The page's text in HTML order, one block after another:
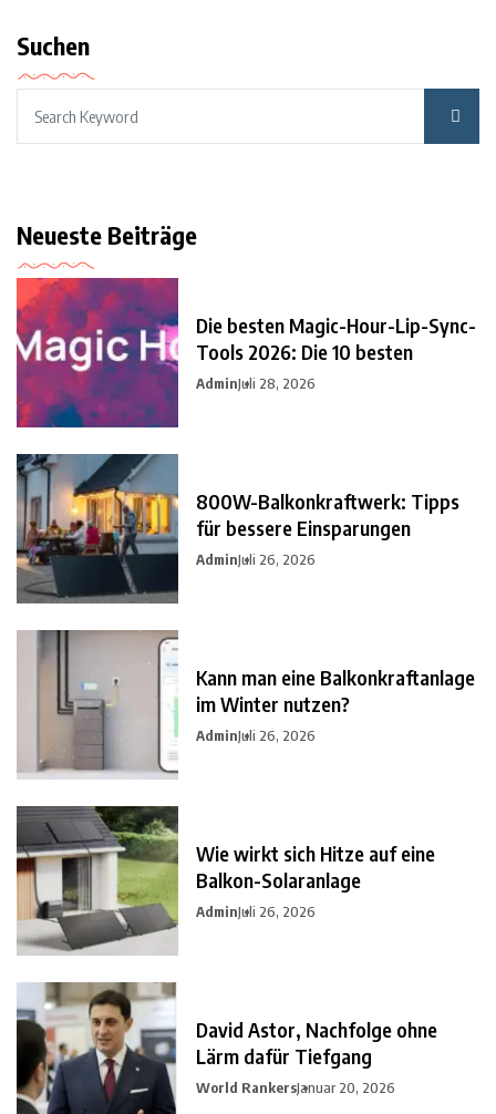
Suchen
Neueste Beiträge
Die besten Magic-Hour-Lip-Sync-
Tools 2026: Die 10 besten
AdminJuli 28, 2026
800W-Balkonkraftwerk: Tipps
für bessere Einsparungen
AdminJuli 26, 2026
Kann man eine Balkonkraftanlage
im Winter nutzen?
AdminJuli 26, 2026
Wie wirkt sich Hitze auf eine
Balkon-Solaranlage
AdminJuli 26, 2026
David Astor, Nachfolge ohne
Lärm dafür Tiefgang
World RankersJanuar 20, 2026